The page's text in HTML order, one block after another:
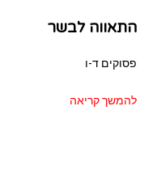
התאווה לבשר
פסוקים ד-ו
להמשך קריאה